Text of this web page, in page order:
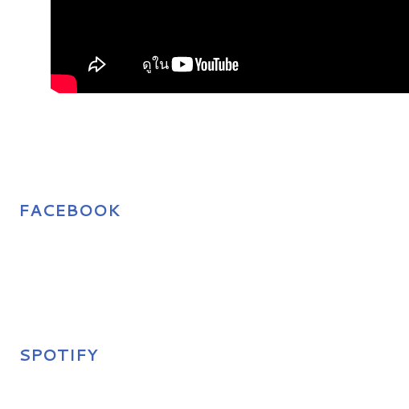
FACEBOOK
SPOTIFY